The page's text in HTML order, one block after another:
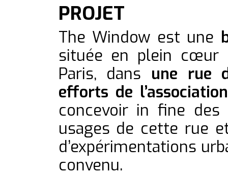
PROJET
The Window est une
située en plein cœur
Paris, dans une rue
efforts de
concevoir in fine des
usages de cette rue
d’expérimentations
convenu.